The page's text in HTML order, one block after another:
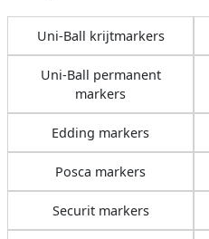
Uni-Ball krijtmarkers
Uni-Ball permanent
markers
Edding markers
Posca markers
Securit markers